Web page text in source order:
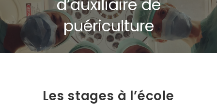
d’auxiliaire de
puériculture
Les stages à l’école